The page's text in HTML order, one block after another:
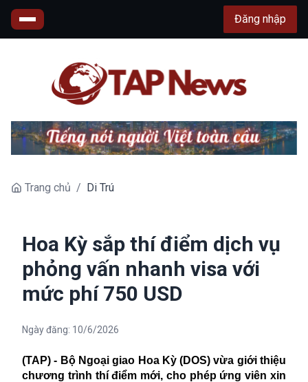
Đăng nhập
Trang chủ / Di Trú
Hoa Kỳ sắp thí điểm dịch vụ
phỏng vấn nhanh visa với
mức phí 750 USD
Ngày đăng: 10/6/2026
(TAP) - Bộ Ngoại giao Hoa Kỳ (DOS) vừa giới thiệu
chương trình thí điểm mới, cho phép ứng viên xin